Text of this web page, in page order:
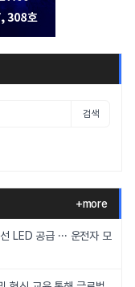
검색
+more
LED 공급 ··· 운전자 모